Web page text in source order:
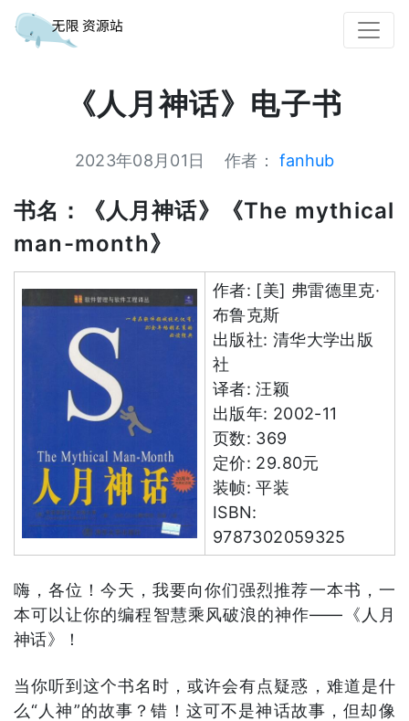
《人月神话》电子书
2023年08月01日 作者：fanhub
书名：《人月神话》《The mythical
man-month》
作者: [美] 弗雷德里克·
布鲁克斯
出版社: 清华大学出版
社
译者: 汪颖
出版年: 2002-11
页数: 369
定价: 29.80元
装帧: 平装
ISBN:
9787302059325
嗨，各位！今天，我要向你们强烈推荐一本书，一
本可以让你的编程智慧乘风破浪的神作——《人月
神话》！
当你听到这个书名时，或许会有点疑惑，难道是什
么“人神”的故事？错！这可不是神话故事，但却像